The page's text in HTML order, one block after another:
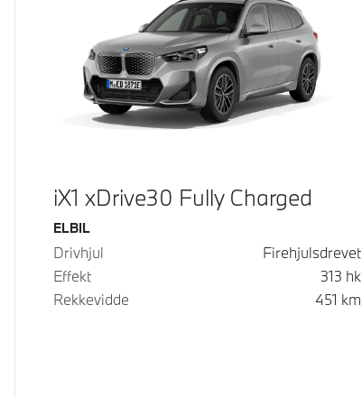
iX1 xDrive30 Fully Charged
Drivstoff
ELBIL
Drivhjul
Firehjulsdrevet
Effekt
313 hk
Rekkevidde
451 km